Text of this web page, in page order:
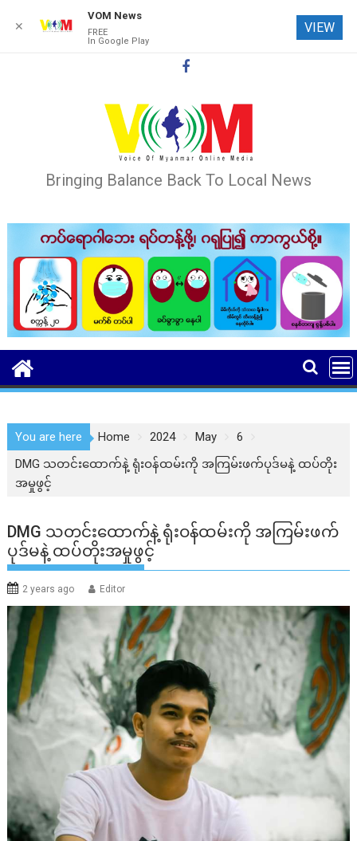
Bringing Balance Back To Local News
You are here Home 2024 May
6
DMG သတင်းထောက်နဲ့ ရုံးဝန်ထမ်းကို အကြမ်းဖက်ပုဒ်မနဲ့ ထပ်တိုး
အမှုဖွင့်
DMG သတင်းထောက်နဲ့ ရုံးဝန်ထမ်းကို အကြမ်းဖက်
ပုဒ်မနဲ့ ထပ်တိုးအမှုဖွင့်
2 years ago Editor
✕
VOM News
FREE
In Google Play
VIEW